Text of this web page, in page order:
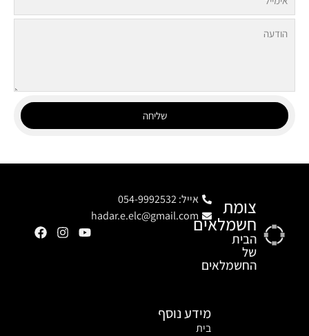
שליחה
צומת
חשמלאים
הבית
של
החשמלאים
אייל: 054-9992532
hadar.e.elc@gmail.com
מידע נוסף
בית